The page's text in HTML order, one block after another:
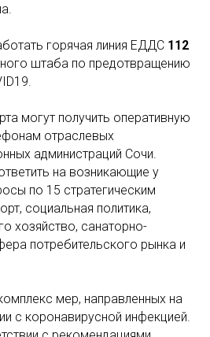
горячая линия ЕДДС 112
штаба по предотвращению
могут получить оперативную
отраслевых
администраций Сочи.
на возникающие у
по 15 стратегическим
социальная политика,
хозяйство, санаторно-
потребительского рынка и
мер, направленных на
с коронавирусной инфекцией.